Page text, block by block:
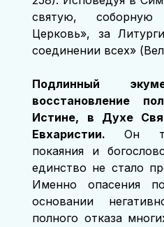
святую,
Церковь», за
соединении всех»
Подлинный
восстановление
Истине, в Духе
Евхаристии. Он
покаяния и
единство не стало
Именно опасения
основании
полного отказа